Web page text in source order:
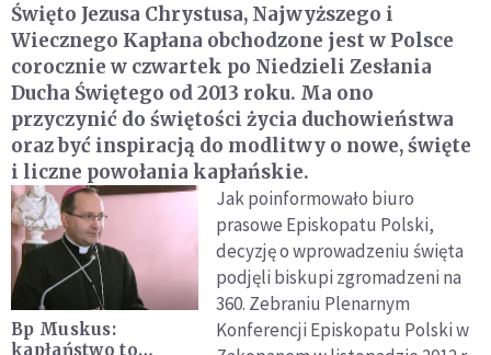
Święto Jezusa Chrystusa, Najwyższego i
Wiecznego Kapłana obchodzone jest w Polsce
corocznie w czwartek po Niedzieli Zesłania
Ducha Świętego od 2013 roku. Ma ono
przyczynić do świętości życia duchowieństwa
oraz być inspiracją do modlitwy o nowe, święte
i liczne powołania kapłańskie.
Bp Muskus:
kapłaństwo to
Jak poinformowało biuro
prasowe Episkopatu Polski,
decyzję o wprowadzeniu święta
podjęli biskupi zgromadzeni na
360. Zebraniu Plenarnym
Konferencji Episkopatu Polski w